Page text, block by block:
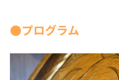
●プログラム
04ガンジー読書会